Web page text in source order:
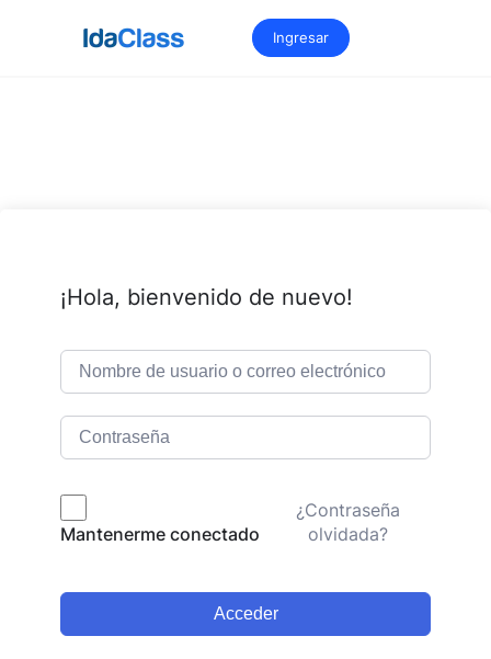
Ingresar
¡Hola, bienvenido de nuevo!
Mantenerme conectado
¿Contraseña
olvidada?
Acceder